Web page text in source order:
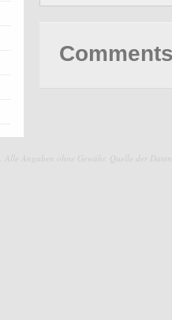
Alle Angaben ohne Gewähr. Quelle der